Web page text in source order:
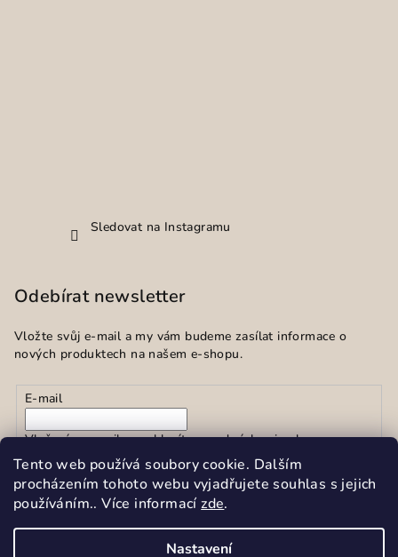
Tento web používá soubory cookie. Dalším
procházením tohoto webu vyjadřujete souhlas s jejich
používáním.. Více informacízde.
Nastavení
Sledovat na Instagramu
Odebírat newsletter
Vložte svůj e-mail a my vám budeme zasílat informace o
nových produktech na našem e-shopu.
E-mail
Vložením e-mailu souhlasíte spodmínkami ochrany
osobních údajů
Přihlásit se